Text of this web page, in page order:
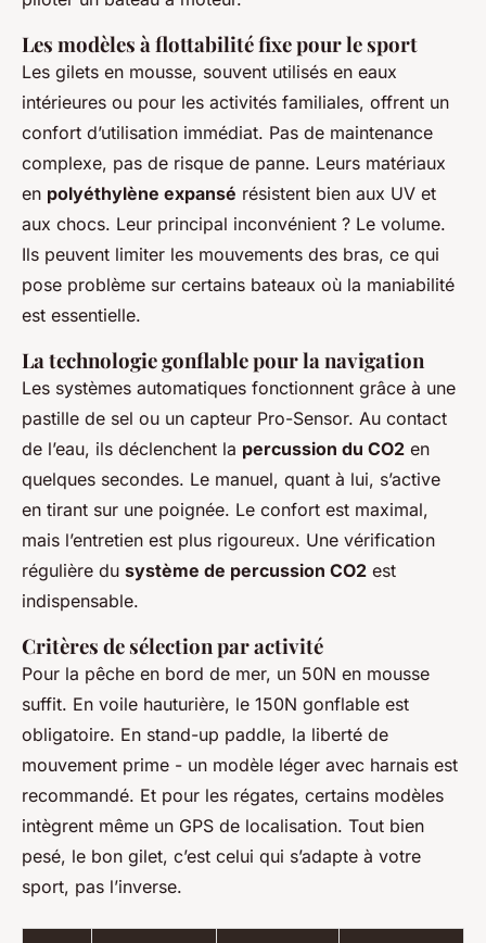
Les modèles à flottabilité fixe pour le sport
Les gilets en mousse, souvent utilisés en eaux
intérieures ou pour les activités familiales, offrent un
confort d’utilisation immédiat. Pas de maintenance
complexe, pas de risque de panne. Leurs matériaux
en polyéthylène expansé résistent bien aux UV et
aux chocs. Leur principal inconvénient ? Le volume.
Ils peuvent limiter les mouvements des bras, ce qui
pose problème sur certains bateaux où la maniabilité
est essentielle.
La technologie gonflable pour la navigation
Les systèmes automatiques fonctionnent grâce à une
pastille de sel ou un capteur Pro-Sensor. Au contact
de l’eau, ils déclenchent la percussion du CO2 en
quelques secondes. Le manuel, quant à lui, s’active
en tirant sur une poignée. Le confort est maximal,
mais l’entretien est plus rigoureux. Une vérification
régulière du système de percussion CO2 est
indispensable.
Critères de sélection par activité
Pour la pêche en bord de mer, un 50N en mousse
suffit. En voile hauturière, le 150N gonflable est
obligatoire. En stand-up paddle, la liberté de
mouvement prime - un modèle léger avec harnais est
recommandé. Et pour les régates, certains modèles
intègrent même un GPS de localisation. Tout bien
pesé, le bon gilet, c’est celui qui s’adapte à votre
sport, pas l’inverse.